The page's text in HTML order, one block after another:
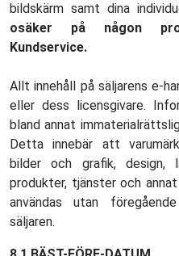
bildskärm samt dina
osäker på någon
Kundservice.
Allt innehåll på säljarens e-
eller dess licensgivare.
bland annat
Detta innebär att
bilder och grafik, design,
produkter, tjänster och
användas utan
säljaren.